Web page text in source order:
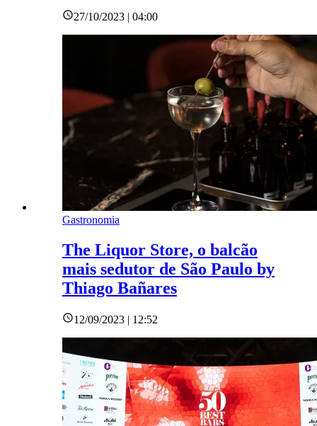
27/10/2023 | 04:00
Gastronomia
The Liquor Store, o balcão
mais sedutor de São Paulo by
Thiago Bañares
12/09/2023 | 12:52